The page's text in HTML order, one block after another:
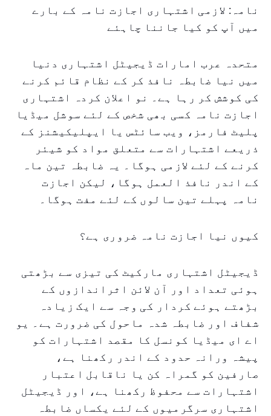
نامہ: لازمی اشتہاری اجازت نامہ کے بارے
میں آپ کو کیا جاننا چاہئے
متحدہ عرب امارات ڈیجیٹل اشتہاری دنیا
میں نیا ضابطہ نافذ کر کے نظام قائم کرنے
کی کوشش کر رہا ہے۔ نو اعلان کردہ اشتہاری
اجازت نامہ کسی بھی شخص کے لئے سوشل میڈیا
پلیٹ فارمز، ویب سائٹس یا ایپلیکیشنز کے
ذریعے اشتہارات سے متعلق مواد کو شیئر
کرنے کے لئے لازمی ہوگا۔ یہ ضابطہ تین ماہ
کے اندر نافذ العمل ہوگا، لیکن اجازت
نامہ پہلے تین سالوں کے لئے مفت ہوگا۔
کیوں نیا اجازت نامہ ضروری ہے؟
ڈیجیٹل اشتہاری مارکیٹ کی تیزی سے بڑھتی
ہوئی تعداد اور آن لائن اثراندازوں کے
بڑھتے ہوئے کردار کی وجہ سے ایک زیادہ
شفاف اور ضابطہ شدہ ماحول کی ضرورت ہے۔ یو
اے ای میڈیا کونسل کا مقصد اشتہارات کو
پیشہ ورانہ حدود کے اندر رکھنا ہے،
صارفین کو گمراہ کن یا ناقابل اعتبار
اشتہارات سے محفوظ رکھنا ہے، اور ڈیجیٹل
اشتہاری سرگرمیوں کے لئے یکساں ضابطہ